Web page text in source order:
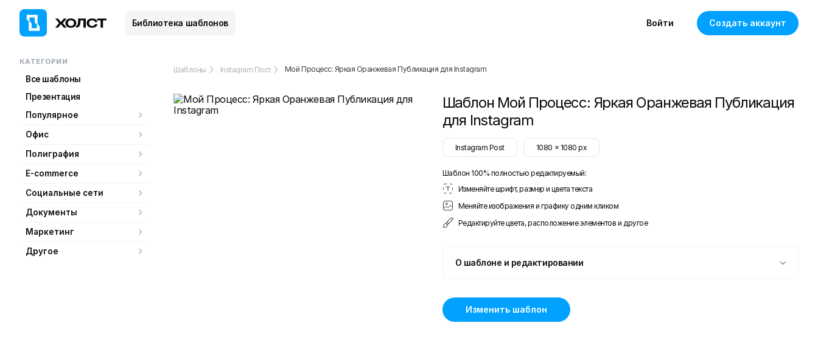
Библиотека шаблонов Войти Создать аккаунт
КАТЕГОРИИ
Все шаблоны
Презентация
Популярное
Офис
Полиграфия
E-commerce
Социальные сети
Документы
Маркетинг
Другое
Шаблоны Instagram Пост Мой Процесс: Яркая Оранжевая Публикация для Instagram
Шаблон Мой Процесс: Яркая Оранжевая Публикация
для Instagram
Instagram Post 1080 x 1080 px
Шаблон 100% полностью редактируемый:
Изменяйте шрифт, размер и цвета текста
Меняйте изображения и графику одним кликом
Редактируйте цвета, расположение элементов и другое
О шаблоне и редактировании
Изменить шаблон